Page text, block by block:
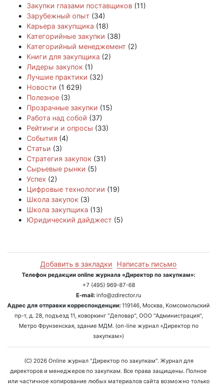
Закупки глазами поставщиков (11)
Зарубежный опыт (34)
Карьера закупщика (18)
Категорийные закупки (38)
Категорийный менеджемент (2)
Книги для закупщика (2)
Лидеры закупок (1)
Лучшие практики (32)
Новости (1 629)
Полезное (3)
Прозрачные закупки (15)
Работа над собой (37)
Рейтинги и опросы (33)
События (4)
Статьи (3)
Стратегия закупок (31)
Сырьевые рынки (5)
Успех (2)
Цифровые технологии (19)
Школа закупок (3)
Школа закупщика (13)
Юридический дайджест (5)
Добавить в закладки Написать письмо
Телефон редакции online журнала «Директор по закупкам»:
+7 (495) 969-87-68
E-mail:info@zdirector.ru
Адрес для отправки корреспонденции: 119146, Москва, Комсомольский
пр-т, д. 28, подъезд 11, коворкинг "Деловар", ООО "Администрация",
Метро Фрунзенская, здание МДМ. (on-line журнал «Директор по
закупкам»)
(C) 2026 Online журнал "Директор по закупкам". Журнал для
директоров и менеджеров по закупкам. Все права защищены. Полное
или частичное копирование любых материалов сайта возможно только